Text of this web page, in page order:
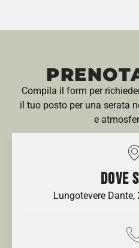
Compila il form per
il tuo posto per una serata
e
DOVE
Lungotevere Dante,